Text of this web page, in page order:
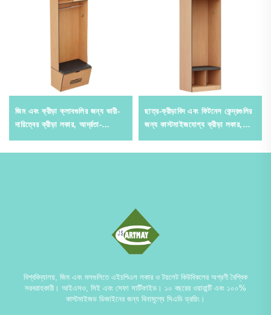
জিম এবং ক্রীড়া ক্লাবগুলির জন্য ভারী-
দায়িত্বের ক্রীড়া লকার, আর্দ্রতা-
ছাত্র-ক্রীড়াবিদ এবং ফিটনেস কেন্দ্রগুলির
জন্য কাস্টমাইজযোগ্য ক্রীড়া লকার,
বিশ্ববিদ্যালয়, জিম এবং মলগুলিতে এইচপিএল লকার ও টয়লেট কিউবিকলের অগ্রণী বৈশ্বিক
সরবরাহকারী। আইএসও, সিই এবং সেফা সার্টিফাইড। ১০ বছরের ওয়ারান্টি এবং ১০০%
কাস্টমাইজড ডিজাইনের জন্য বিনামূল্যে সিএডি ড্রয়িং।